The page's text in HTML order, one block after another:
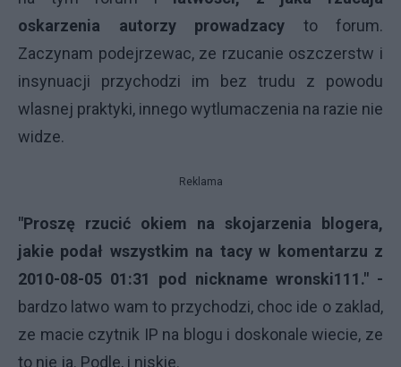
oskarzenia autorzy prowadzacy to forum.
Zaczynam podejrzewac, ze rzucanie oszczerstw i
insynuacji przychodzi im bez trudu z powodu
wlasnej praktyki, innego wytlumaczenia na razie nie
widze.
Reklama
"Proszę rzucić okiem na skojarzenia blogera,
jakie podał wszystkim na tacy w komentarzu z
2010-08-05 01:31 pod nickname wronski111." -
bardzo latwo wam to przychodzi, choc ide o zaklad,
ze macie czytnik IP na blogu i doskonale wiecie, ze
to nie ja. Podle, i niskie.